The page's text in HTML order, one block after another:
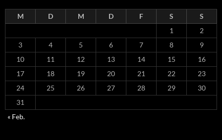
M D M D F S
S
1
2
3
4 5 6 7 8
9
10
11 12 13 14 15
16
17
18 19 20 21 22
23
24
25 26 27 28 29
30
31
« Feb.